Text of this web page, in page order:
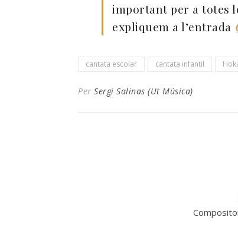
important per a totes
expliquem a l’entrada
cantata escolar cantata infantil
Per Sergi Salinas (Ut Música)